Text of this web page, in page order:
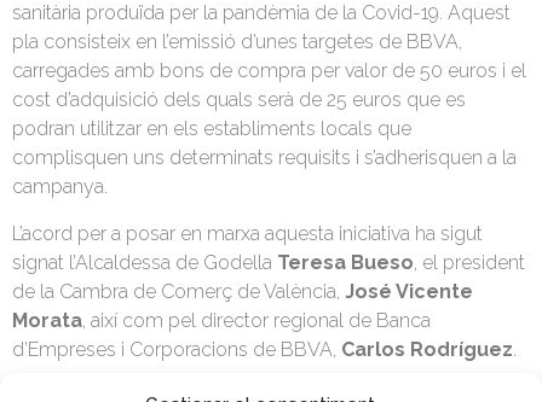
sanitària produïda per la pandèmia de la Covid-19. Aquest
pla consisteix en l’emissió d’unes targetes de BBVA,
carregades amb bons de compra per valor de 50 euros i el
cost d’adquisició dels quals serà de 25 euros que es
podran utilitzar en els establiments locals que
complisquen uns determinats requisits i s’adherisquen a la
campanya.
L’acord per a posar en marxa aquesta iniciativa ha sigut
signat l’Alcaldessa de Godella Teresa Bueso , el president
de la Cambra de Comerç de València, José Vicente
Morata , així com pel director regional de Banca
d’Empreses i Corporacions de BBVA, Carlos Rodríguez
La campanya consta de dues convocatòries. La primera